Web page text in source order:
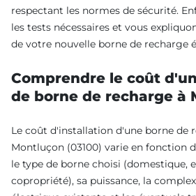
respectant les normes de sécurité.
les tests nécessaires et vous
de votre nouvelle borne de recharge
Comprendre le coût
de borne de recharge à
Le coût d'installation d'une borne de
Montluçon (03100) varie en fonction
le type de borne choisi (domestique,
copropriété), sa puissance, la